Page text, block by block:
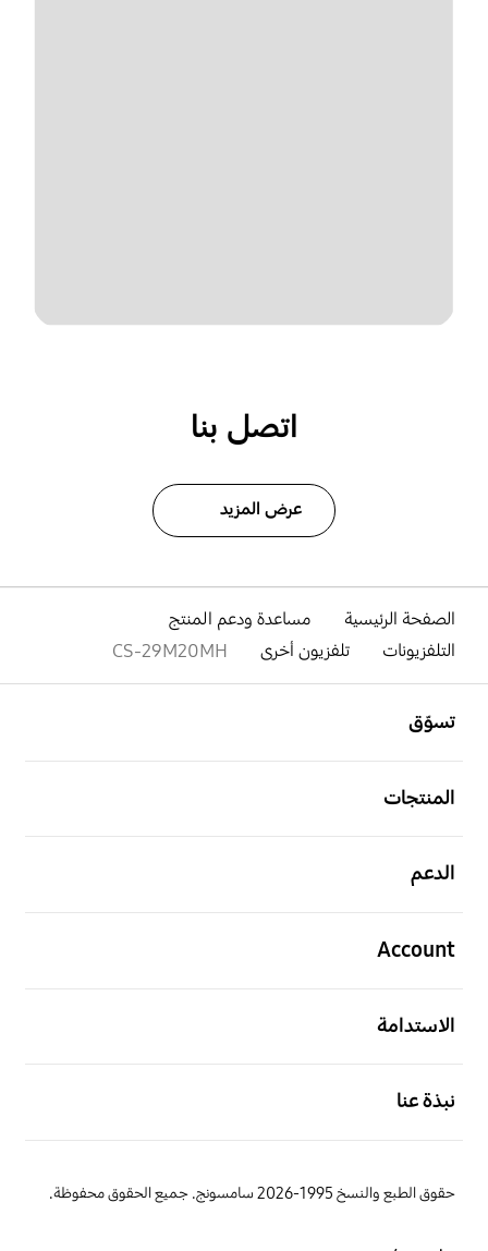
اتصل بنا
عرض المزيد
الصفحة الرئيسية
مساعدة ودعم المنتج
التلفزيونات
تلفزيون أخرى CS-29M20MH
تسوّق
المنتجات
الدعم
Account
الاستدامة
نبذة عنا
حقوق الطبع والنسخ 1995-2026 سامسونج. جميع الحقوق محفوظة.